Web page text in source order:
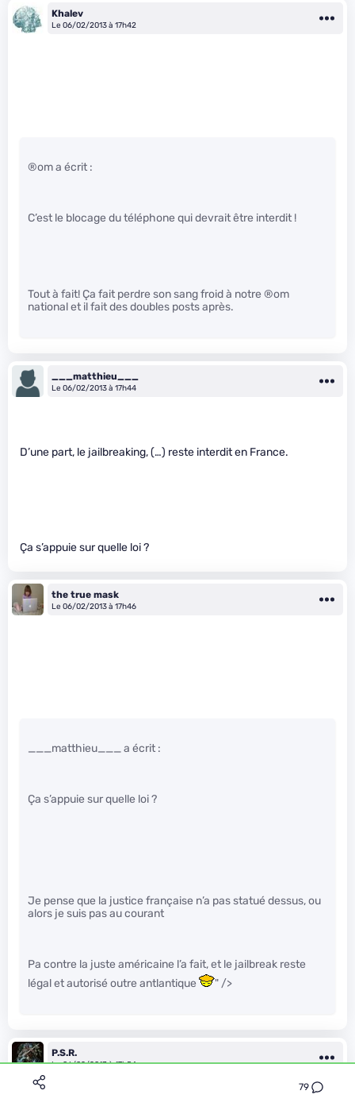
79
Khalev
Le 06/02/2013 à 17h42
®om a écrit :
C’est le blocage du téléphone qui devrait être interdit !
Tout à fait! Ça fait perdre son sang froid à notre ®om
national et il fait des doubles posts après.
___matthieu___
Le 06/02/2013 à 17h44
D’une part, le jailbreaking, (…) reste interdit en France.
Ça s’appuie sur quelle loi ?
the true mask
Le 06/02/2013 à 17h46
___matthieu___ a écrit :
Ça s’appuie sur quelle loi ?
Je pense que la justice française n’a pas statué dessus, ou
alors je suis pas au courant
Pa contre la juste américaine l’a fait, et le jailbreak reste
légal et autorisé outre antlantique
" />
P.S.R.
Le 06/02/2013 à 17h54